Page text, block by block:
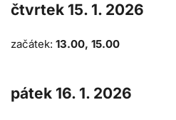
čtvrtek 15. 1. 2026
začátek: 13.00, 15.00
pátek 16. 1. 2026